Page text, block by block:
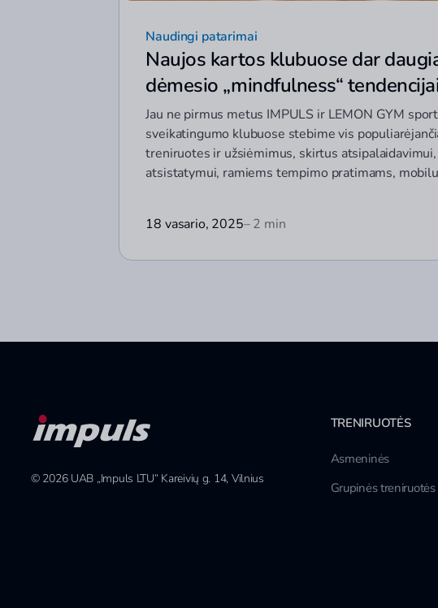
Naudingi patarimai
Naujos kartos klubuose dar
dėmesio „mindfulness“
Jau ne pirmus metus IMPULS ir LEMON GYM
sveikatingumo klubuose stebime vis
treniruotes ir užsiėmimus, skirtus atsipalaidavimui,
atsistatymui, ramiems tempimo pratimams,
18 vasario, 2025– 2 min
© 2026 UAB „Impuls LTU“ Kareivių g. 14, Vilnius
TRENIRUOTĖS
Asmeninės
Grupinės treniruotės